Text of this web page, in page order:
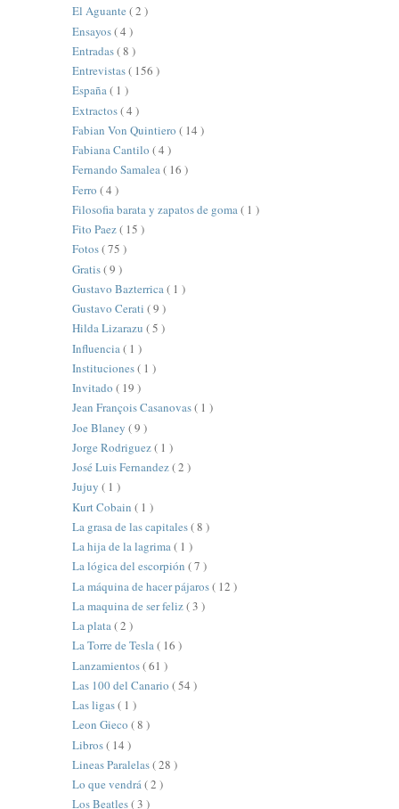
El Aguante ( 2 )
Ensayos( 4 )
Entradas( 8 )
Entrevistas( 156 )
España( 1 )
Extractos( 4 )
Fabian Von Quintiero ( 14 )
Fabiana Cantilo ( 4 )
Fernando Samalea( 16 )
Ferro ( 4 )
Filosofia barata y zapatos de goma( 1 )
Fito Paez( 15 )
Fotos( 75 )
Gratis( 9 )
Gustavo Bazterrica( 1 )
Gustavo Cerati ( 9 )
Hilda Lizarazu ( 5 )
Influencia ( 1 )
Instituciones( 1 )
Invitado ( 19 )
Jean François Casanovas( 1 )
Joe Blaney ( 9 )
Jorge Rodriguez( 1 )
José Luis Fernandez( 2 )
Jujuy ( 1 )
Kurt Cobain ( 1 )
La grasa de las capitales( 8 )
La hija de la lagrima( 1 )
La lógica del escorpión ( 7 )
La máquina de hacer pájaros( 12 )
La maquina de ser feliz( 3 )
La plata( 2 )
La Torre de Tesla( 16 )
Lanzamientos( 61 )
Las 100 del Canario ( 54 )
Las ligas( 1 )
Leon Gieco ( 8 )
Libros( 14 )
Lineas Paralelas( 28 )
Lo que vendrá( 2 )
Los Beatles( 3 )